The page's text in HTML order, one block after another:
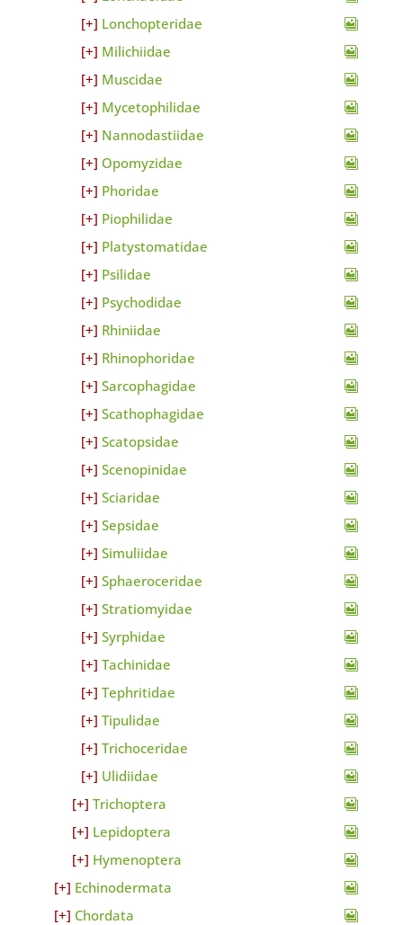
Lonchopteridae
Milichiidae
Muscidae
Mycetophilidae
Nannodastiidae
Opomyzidae
Phoridae
Piophilidae
Platystomatidae
Psilidae
Psychodidae
Rhiniidae
Rhinophoridae
Sarcophagidae
Scathophagidae
Scatopsidae
Scenopinidae
Sciaridae
Sepsidae
Simuliidae
Sphaeroceridae
Stratiomyidae
Syrphidae
Tachinidae
Tephritidae
Tipulidae
Trichoceridae
Ulidiidae
Trichoptera
Lepidoptera
Hymenoptera
Echinodermata
Chordata